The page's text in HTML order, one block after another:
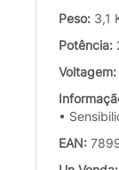
Peso: 3,1
Potência:
Voltagem:
•
EAN: